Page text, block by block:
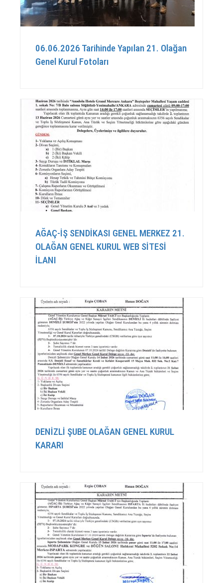
06.06.2026 Tarihinde Yapılan 21. Olağan
Genel Kurul Fotoları
AĞAÇ-İŞ SENDİKASI GENEL MERKEZ 21.
OLAĞAN GENEL KURUL WEB SİTESİ
İLANI
DENİZLİ ŞUBE OLAĞAN GENEL KURUL
KARARI